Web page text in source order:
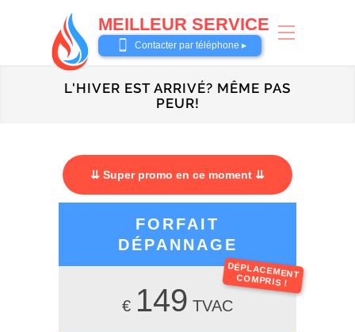
MEILLEUR SERVICE
0487 62 69 26
Contacter par téléphone ▸
L'HIVER EST ARRIVÉ? MÊME PAS
PEUR!
⇊ Super promo en ce moment ⇊
FORFAIT
DÉPANNAGE
DÉPLACEMENT
COMPRIS !
€ 149 TVAC